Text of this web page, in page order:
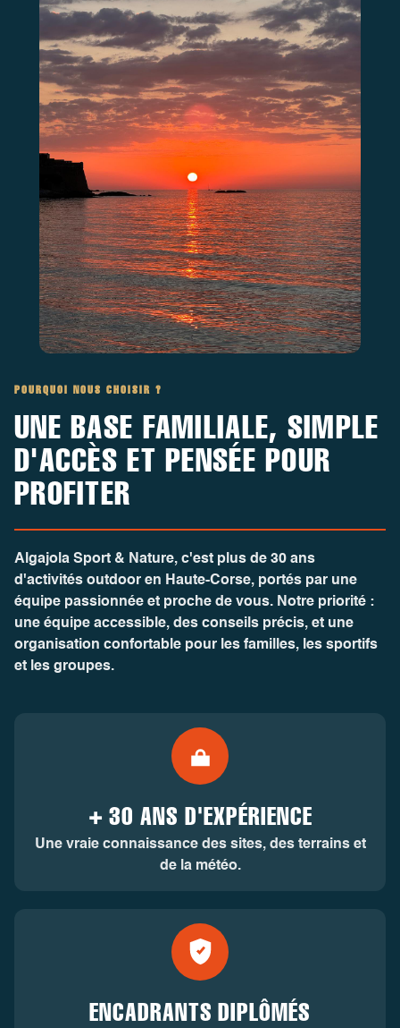
POURQUOI NOUS CHOISIR ?
UNE BASE FAMILIALE, SIMPLE
D'ACCÈS ET PENSÉE POUR
PROFITER
Algajola Sport & Nature, c'est plus de 30 ans
d'activités outdoor en Haute-Corse, portés par une
équipe passionnée et proche de vous. Notre priorité :
une équipe accessible, des conseils précis, et une
organisation confortable pour les familles, les sportifs
et les groupes.
+ 30 ANS D'EXPÉRIENCE
Une vraie connaissance des sites, des terrains et
de la météo.
ENCADRANTS DIPLÔMÉS